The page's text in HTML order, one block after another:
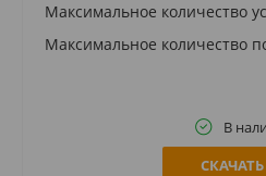
Максимальное количество
Максимальное количество
В